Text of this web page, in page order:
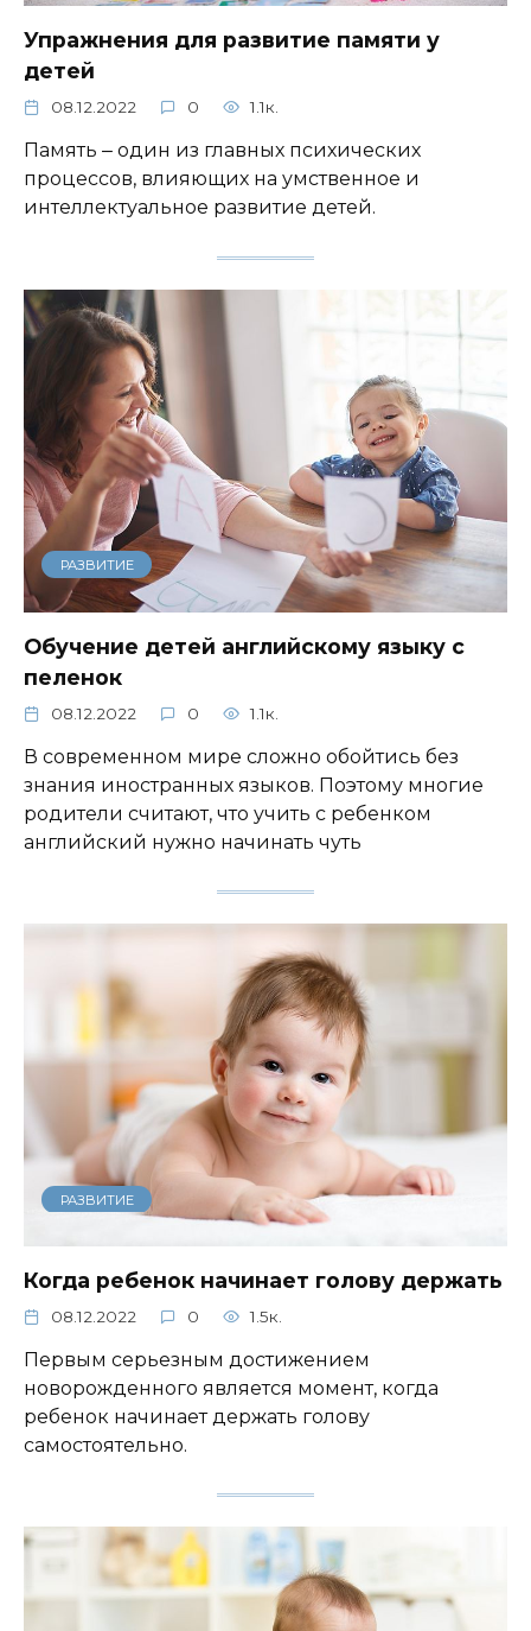
Упражнения для развитие памяти у
детей
08.12.2022 0 1.1к.
Память ‒ один из главных психических
процессов, влияющих на умственное и
интеллектуальное развитие детей.
РАЗВИТИЕ
Обучение детей английскому языку с
пеленок
08.12.2022 0 1.1к.
В современном мире сложно обойтись без
знания иностранных языков. Поэтому многие
родители считают, что учить с ребенком
английский нужно начинать чуть
РАЗВИТИЕ
Когда ребенок начинает голову держать
08.12.2022 0 1.5к.
Первым серьезным достижением
новорожденного является момент, когда
ребенок начинает держать голову
самостоятельно.